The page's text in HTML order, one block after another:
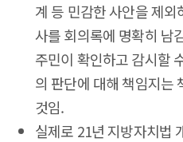
계 등 민감한 사안을 제
사를 회의록에 명확히 남
주민이 확인하고 감시할
의 판단에 대해 책임지는
것임.
실제로 21년 지방자치법